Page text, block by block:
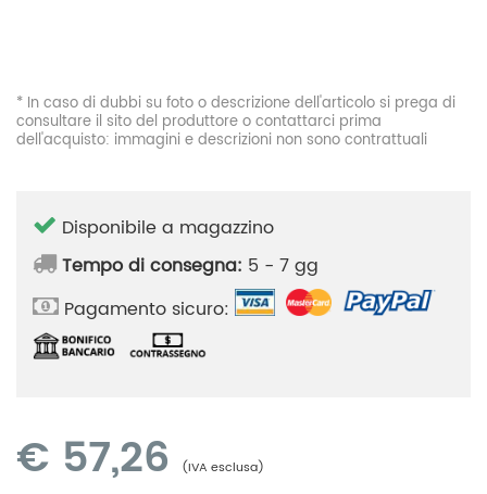
* In caso di dubbi su foto o descrizione dell'articolo si prega di
consultare il sito del produttore o contattarci prima
dell'acquisto: immagini e descrizioni non sono contrattuali
Disponibile a magazzino
Tempo di consegna: 5 - 7 gg
Pagamento sicuro:
€ 57,26 (IVA esclusa)